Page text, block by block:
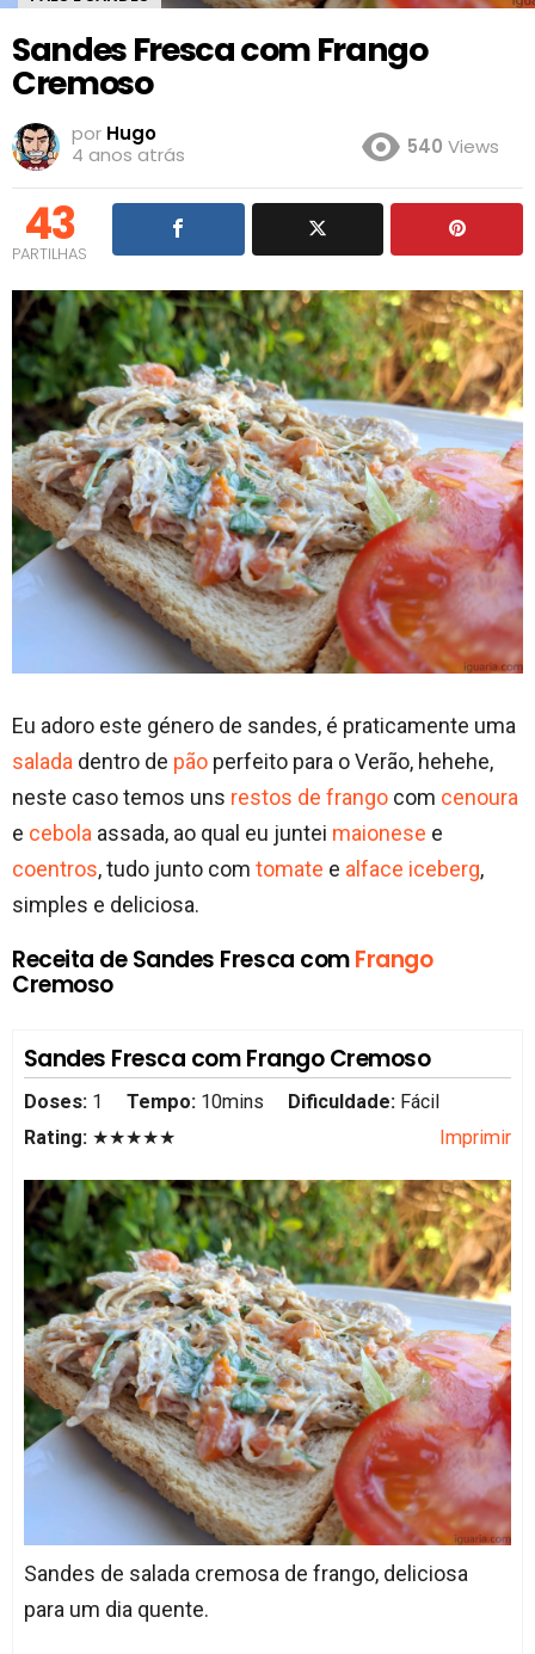
Sandes Fresca com Frango
Cremoso
por Hugo
4 anos atrás
540 Views
43
PARTILHAS
Eu adoro este género de sandes, é praticamente uma
salada dentro de pão perfeito para o Verão, hehehe,
neste caso temos uns restos de frango com cenoura
e cebola assada, ao qual eu juntei maionese e
coentros, tudo junto com tomate e alface iceberg,
simples e deliciosa.
Receita de Sandes Fresca comFrango
Cremoso
Sandes Fresca com Frango Cremoso
Doses: 1 Tempo: 10mins Dificuldade: Fácil
Rating: ★★★★★ Imprimir
Sandes de salada cremosa de frango, deliciosa
para um dia quente.